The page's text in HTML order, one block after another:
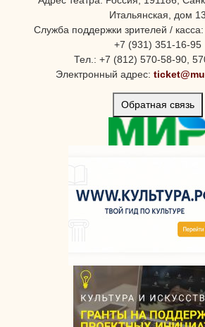
Итальянская, дом 13
Служба поддержки зрителей /
+7 (931) 351-16-95
Тел.: +7 (812) 570-58-90,
Электронный адрес:
Обратная связь